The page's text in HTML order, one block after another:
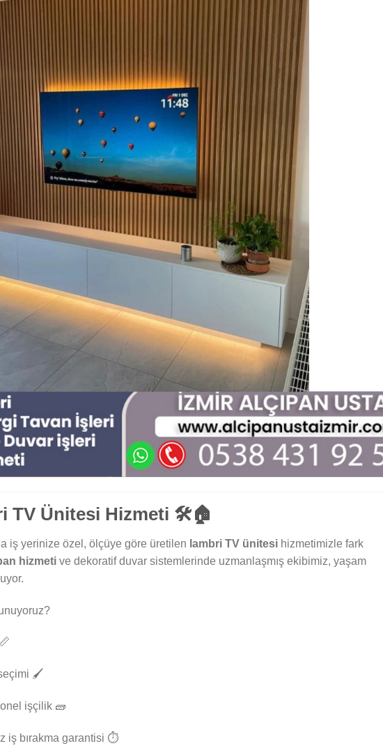
TV Ünitesi Hizmeti 🛠️🏠
iş yerinize özel, ölçüye göre üretilen lambri TV ünitesi hizmetimizle fark
hizmeti ve dekoratif duvar sistemlerinde uzmanlaşmış ekibimiz, yaşam
🖌️
işçilik 🧱
iş bırakma garantisi ⏱️